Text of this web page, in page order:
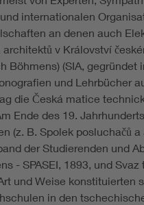
internationalen
an denen auch
v Království
Böhmens) (SIA, gegründet
und Lehrbücher
die Česká matice
Ende des 19.
(z. B. Spolek posluchačů
der Studierenden und
- SPASEI, 1893, und
und Weise konstituierten
in den